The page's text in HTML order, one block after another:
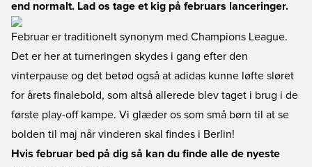
end normalt. Lad os tage et kig på februars lanceringer.
Februar er traditionelt synonym med Champions League.
Det er her at turneringen skydes i gang efter den
vinterpause og det betød også at adidas kunne løfte sløret
for årets finalebold, som altså allerede blev taget i brug i de
første play-off kampe. Vi glæder os som små børn til at se
bolden til maj når vinderen skal findes i Berlin!
Hvis februar bed på dig så kan du finde alle de nyeste